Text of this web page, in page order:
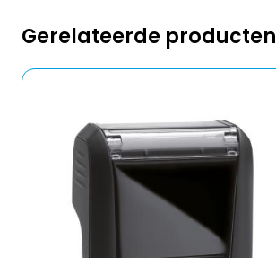
Gerelateerde producten